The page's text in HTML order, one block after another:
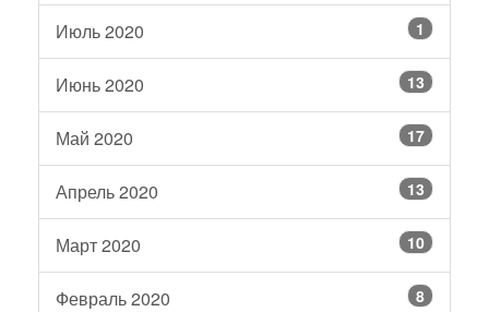
Июль 2020 1
Июнь 2020 13
Май 2020 17
Апрель 2020 13
Март 2020 10
Февраль 2020 8